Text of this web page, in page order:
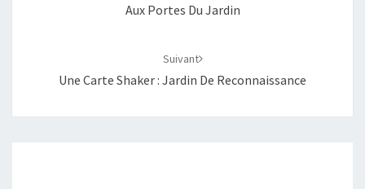
Aux Portes Du Jardin
Suivant
Une Carte Shaker : Jardin De Reconnaissance